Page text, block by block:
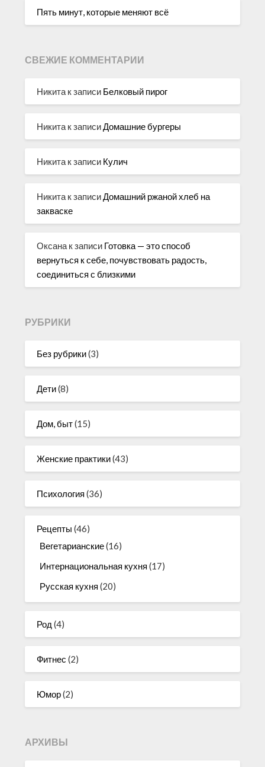
Пять минут, которые меняют всё
СВЕЖИЕ КОММЕНТАРИИ
Никита к записи Белковый пирог
Никита к записиДомашние бургеры
Никита к записи Кулич
Никита к записиДомашний ржаной хлеб на
закваске
Оксана к записи Готовка — это способ
вернуться к себе, почувствовать радость,
соединиться с близкими
РУБРИКИ
Без рубрики(3)
Дети(8)
Дом, быт(15)
Женские практики(43)
Психология (36)
Рецепты (46)
Вегетарианские(16)
Интернациональная кухня (17)
Русская кухня (20)
Род (4)
Фитнес (2)
Юмор(2)
АРХИВЫ